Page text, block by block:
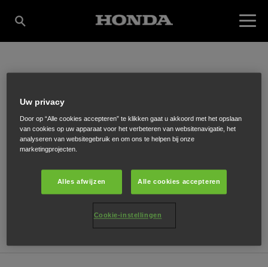
KROON B.V.
Koningsweg 35,Groningen,9731 AR
ONTVANG EEN ROUTEBESCHRIJVING
Uw privacy
Door op “Alle cookies accepteren” te klikken gaat u akkoord met het opslaan
van cookies op uw apparaat voor het verbeteren van websitenavigatie, het
analyseren van websitegebruik en om ons te helpen bij onze
marketingprojecten.
Alles afwijzen Alle cookies accepteren
Cookie-instellingen